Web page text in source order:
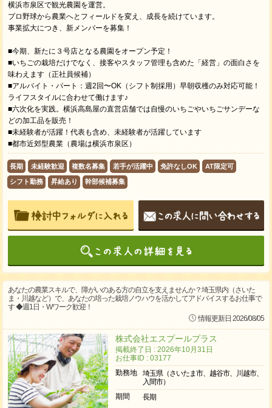
横浜市泉区で観光農園を運営。
プロ野球から農業へとフィールドを変え、成長を続けています。
事業拡大につき、新メンバーを募集！
■今期、新たに３号店となる農園をオープン予定！
■いちごの栽培だけでなく、接客やスタッフ管理も含めた「経営」の面白さを
味わえます（正社員候補）
■アルバイト・パート：週2回〜OK（シフト制採用）早朝収穫のみ対応可能！
ライフスタイルに合わせて働けます♪
■六次化を実践。横浜高島屋の直営店舗では自慢のいちごやいちごサンデーな
どの加工品を販売！
■未経験者が活躍！代表も含め、未経験者が活躍しています
■都市近郊型農業（農場は横浜市泉区）
長期 未経験歓迎 複数名募集 若手が活躍中 免許なしOK AT限定可
シフト勤務 昇給あり 幹部候補募集
あなたの農業スキルで、障がいのある方の自立を支えませんか？埼玉県内（さいた
ま・川越など）で、あなたの培った栽培ノウハウを活かしてアドバイスするお仕事で
す ◆週1日・Wワーク歓迎！
情報更新日 2026/08/05
株式会社エスプールプラス
掲載終了日 : 2026年10月31日
お仕事ID : 03177
勤務地
埼玉県（さいたま市、越谷市、川越市、
入間市）
期間
長期